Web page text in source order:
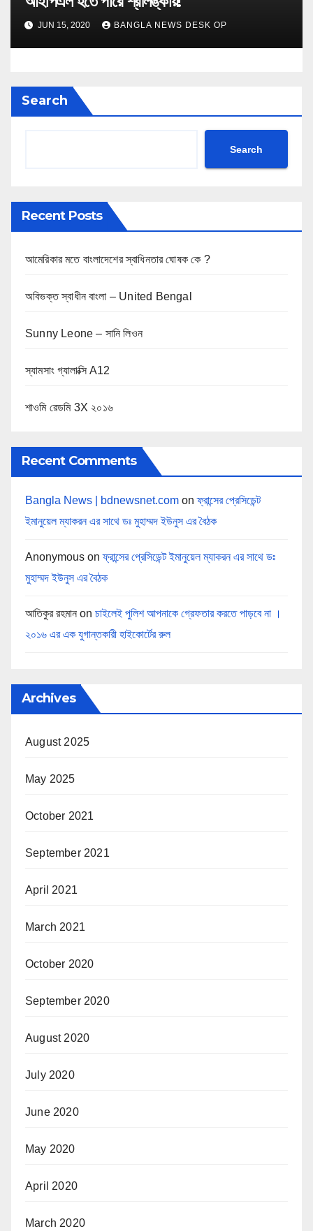
JUN 15, 2020 BANGLA NEWS DESK OP
Search
Search
Recent Posts
আমেরিকার মতে বাংলাদেশের স্বাধিনতার ঘোষক কে ?
অবিভক্ত স্বাধীন বাংলা – United Bengal
Sunny Leone – সানি লিওন
স্যামসাং গ্যালাক্সি A12
শাওমি রেডমি 3X ২০১৬
Recent Comments
Bangla News | bdnewsnet.com onফ্রান্সের প্রেসিডেন্ট
ইমানুয়েল ম্যাকরন এর সাথে ডঃ মুহাম্মদ ইউনুস এর বৈঠক
Anonymous onফ্রান্সের প্রেসিডেন্ট ইমানুয়েল ম্যাকরন এর সাথে ডঃ
মুহাম্মদ ইউনুস এর বৈঠক
আতিকুর রহমান on চাইলেই পুলিশ আপনাকে গ্রেফতার করতে পাড়বে না ।
২০১৬ এর এক যুগান্তকারী হাইকোর্টের রুল
Archives
August 2025
May 2025
October 2021
September 2021
April 2021
March 2021
October 2020
September 2020
August 2020
July 2020
June 2020
May 2020
April 2020
March 2020